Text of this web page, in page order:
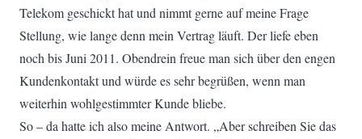
Telekom geschickt hat und nimmt gerne auf meine Frage
Stellung, wie lange denn mein Vertrag läuft. Der liefe eben
noch bis Juni 2011. Obendrein freue man sich über den engen
Kundenkontakt und würde es sehr begrüßen, wenn man
weiterhin wohlgestimmter Kunde bliebe.
So – da hatte ich also meine Antwort. „Aber schreiben Sie das